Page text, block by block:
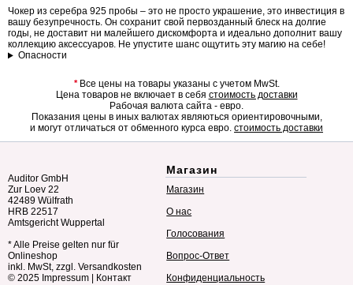
Чокер из серебра 925 пробы – это не просто украшение, это инвестиция в
вашу безупречность. Он сохранит свой первозданный блеск на долгие
годы, не доставит ни малейшего дискомфорта и идеально дополнит вашу
коллекцию аксессуаров. Не упустите шанс ощутить эту магию на себе!
Опасности
*Все цены на товары указаны с учетом MwSt.
Цена товаров не включает в себя стоимость доставки
Рабочая валюта сайта - евро.
Показания цены в иных валютах являються ориентировочными,
и могут отличаться от обменного курса евро. стоимость доставки
Auditor GmbH
Zur Loev 22
42489 Wülfrath
HRB 22517
Amtsgericht Wuppertal
* Alle Preise gelten nur für
Onlineshop
inkl. MwSt, zzgl. Versandkosten
© 2025 Impressum Контакт
Магазин
Магазин
О нас
Голосования
Вопрос-Ответ
Конфиденциальность